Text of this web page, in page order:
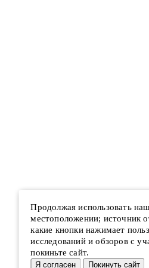
Продолжая использовать
местоположении; источник
какие кнопки нажимает
исследований и обзоров с
покиньте сайт.
Я согласен Покинуть сайт